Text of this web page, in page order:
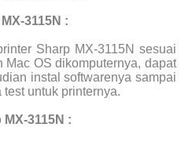
3115N :
Sharp MX-3115N sesuai
Mac OS dikomputernya, dapat
instal softwarenya sampai
untuk printernya.
3115N :